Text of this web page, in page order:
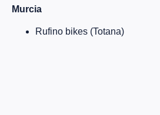
Murcia
Rufino bikes (Totana)